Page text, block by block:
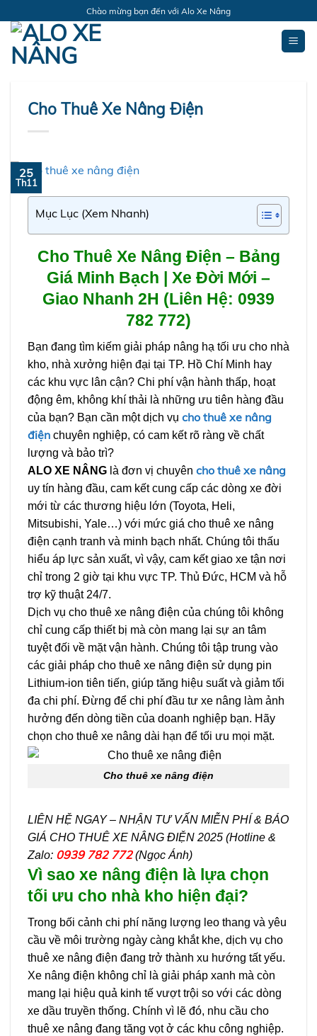
qua
nội
dung
Chào mừng bạn đến với Alo Xe Nâng
Cho Thuê Xe Nâng Điện
25
Th11
Mục Lục (Xem Nhanh)
Cho Thuê Xe Nâng Điện – Bảng
Giá Minh Bạch | Xe Đời Mới –
Giao Nhanh 2H (Liên Hệ: 0939
782 772)
Bạn đang tìm kiếm giải pháp nâng hạ tối ưu cho nhà
kho, nhà xưởng hiện đại tại TP. Hồ Chí Minh hay
các khu vực lân cận? Chi phí vận hành thấp, hoạt
động êm, không khí thải là những ưu tiên hàng đầu
của bạn? Bạn cần một dịch vụ cho thuê xe nâng
điện chuyên nghiệp, có cam kết rõ ràng về chất
lượng và bảo trì?
ALO XE NÂNG là đơn vị chuyên cho thuê xe nâng
uy tín hàng đầu, cam kết cung cấp các dòng xe đời
mới từ các thương hiệu lớn (Toyota, Heli,
Mitsubishi, Yale…) với mức giá cho thuê xe nâng
điện cạnh tranh và minh bạch nhất. Chúng tôi thấu
hiểu áp lực sản xuất, vì vậy, cam kết giao xe tận nơi
chỉ trong 2 giờ tại khu vực TP. Thủ Đức, HCM và hỗ
trợ kỹ thuật 24/7.
Dịch vụ cho thuê xe nâng điện của chúng tôi không
chỉ cung cấp thiết bị mà còn mang lại sự an tâm
tuyệt đối về mặt vận hành. Chúng tôi tập trung vào
các giải pháp cho thuê xe nâng điện sử dụng pin
Lithium-ion tiên tiến, giúp tăng hiệu suất và giảm tối
đa chi phí. Đừng để chi phí đầu tư xe nâng làm ảnh
hưởng đến dòng tiền của doanh nghiệp bạn. Hãy
chọn cho thuê xe nâng dài hạn để tối ưu mọi mặt.
Cho thuê xe nâng điện
LIÊN HỆ NGAY – NHẬN TƯ VẤN MIỄN PHÍ & BÁO
GIÁ CHO THUÊ XE NÂNG ĐIỆN 2025 (Hotline &
Zalo: 0939 782 772(Ngọc Ánh)
Vì sao xe nâng điện là lựa chọn
tối ưu cho nhà kho hiện đại?
Trong bối cảnh chi phí năng lượng leo thang và yêu
cầu về môi trường ngày càng khắt khe, dịch vụ cho
thuê xe nâng điện đang trở thành xu hướng tất yếu.
Xe nâng điện không chỉ là giải pháp xanh mà còn
mang lại hiệu quả kinh tế vượt trội so với các dòng
xe dầu truyền thống. Chính vì lẽ đó, nhu cầu cho
thuê xe nâng đang tăng vọt ở các khu công nghiệp.